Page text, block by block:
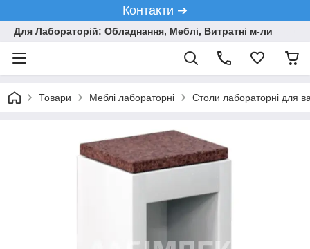
Контакти ➔
Для Лабораторій: Обладнання, Меблі, Витратні м-ли
Товари Меблі лабораторні Столи лабораторні для